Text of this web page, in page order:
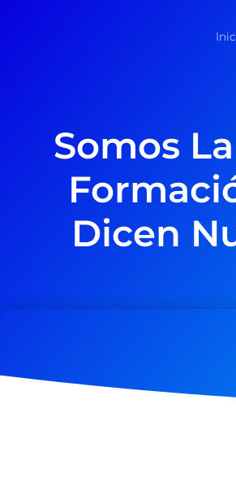
Somos
Dicen